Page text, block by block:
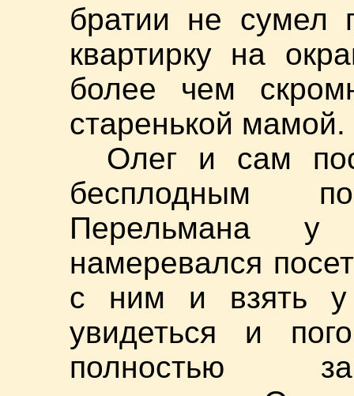
братии не сумел
квартирку на
более чем
старенькой мамой.
Олег и сам
бесплодным
Перельмана у
намеревался
с ним и взять у
увидеться и
полностью